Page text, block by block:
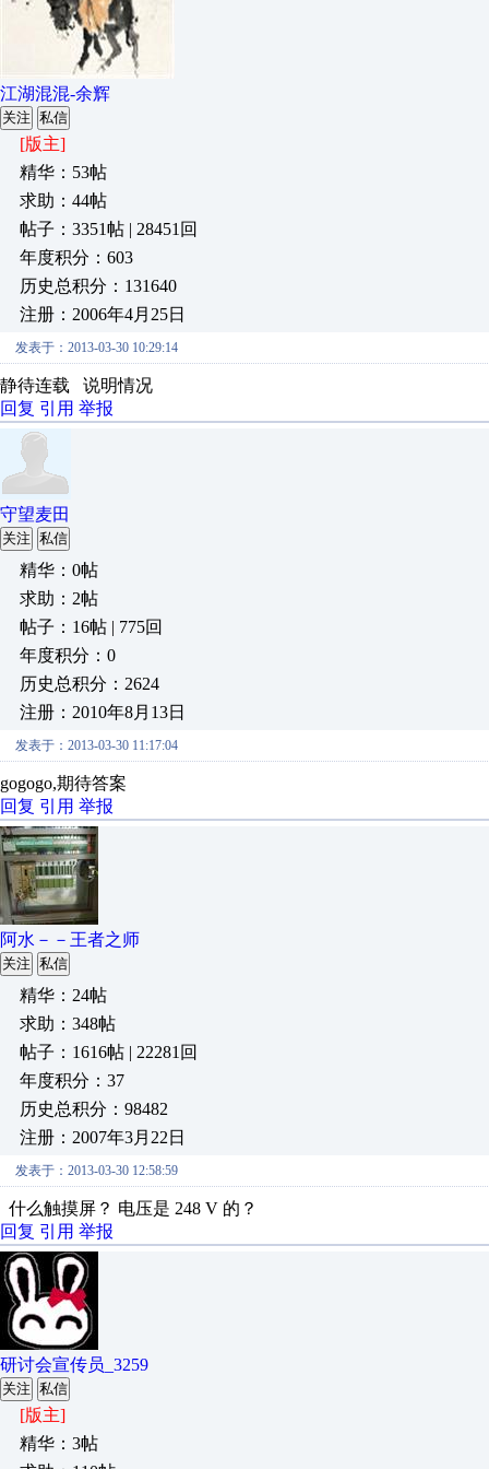
江湖混混-余辉
关注 私信
[版主]
精华：53帖
求助：44帖
帖子：3351帖 | 28451回
年度积分：603
历史总积分：131640
注册：2006年4月25日
发表于：2013-03-30 10:29:14
静待连载 说明情况
回复 引用 举报
守望麦田
关注 私信
精华：0帖
求助：2帖
帖子：16帖 | 775回
年度积分：0
历史总积分：2624
注册：2010年8月13日
发表于：2013-03-30 11:17:04
gogogo,期待答案
回复 引用 举报
阿水－－王者之师
关注 私信
精华：24帖
求助：348帖
帖子：1616帖 | 22281回
年度积分：37
历史总积分：98482
注册：2007年3月22日
发表于：2013-03-30 12:58:59
什么触摸屏？ 电压是 248 V 的？
回复 引用 举报
研讨会宣传员_3259
关注 私信
[版主]
精华：3帖